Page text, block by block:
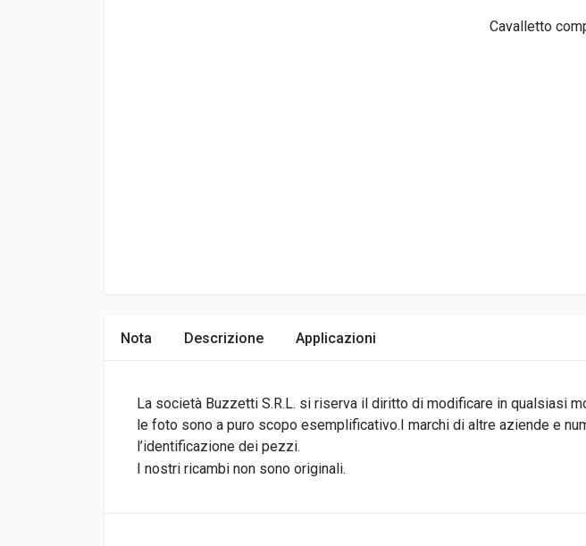
Cavalletto
Nota Descrizione Applicazioni
La società Buzzetti S.R.L. si riserva il diritto di modificare in qualsiasi
le foto sono a puro scopo esemplificativo.I marchi di altre aziende e
l’identificazione dei pezzi.
I nostri ricambi non sono originali.